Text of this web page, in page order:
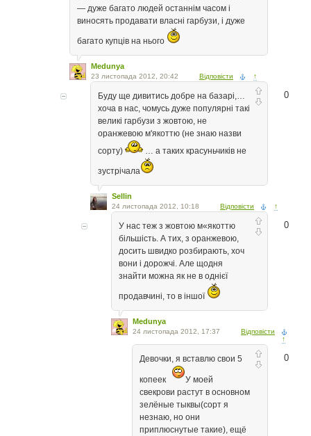
— дуже багато людей останнім часом і
виносять продавати власні гарбузи, і дуже
багато купців на нього
Medunya
23 листопада 2012, 20:42 Відповісти ↑
0
Буду ще дивитись добре на базарі,…
хоча в нас, чомусь дуже популярні такі
великі гарбузи з жовтою, не
оранжевою м'якоттю (не знаю назви
сорту)
… а таких красуньчиків не
зустрічала
Sellin
24 листопада 2012, 10:18 Відповісти ↑
0
У нас теж з жовтою м«якоттю
більшість. А тих, з оранжевою,
досить швидко розбирають, хоч
вони і дорожчі. Але щодня
знайти можна як не в однієї
продавчині, то в іншої
Medunya
24 листопада 2012, 17:37
Відповісти
↑
0
Девочки, я вставлю свои 5
копеек
У моей
свекрови растут в основном
зелёные тыквы(сорт я
незнаю, но они
приплюснутые такие), ещё